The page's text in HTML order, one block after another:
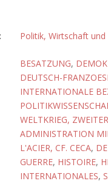
Politik, Wirtschaft und
BESATZUNG,
DEUTSCH-
INTERNATIONALE
WELTKRIEG,
ADMINISTRATION
L'ACIER, CF. CECA,
GUERRE, HISTOIRE,
INTERNATIONALES,